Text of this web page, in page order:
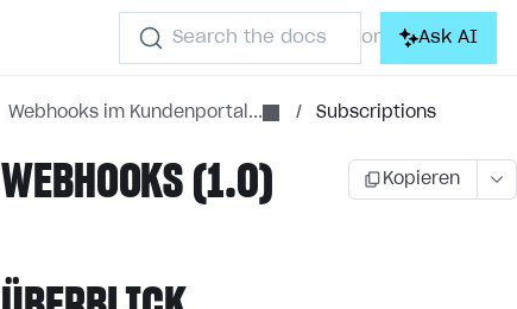
Search the docs or Ask AI
Webhooks im Kundenportal... / Subscriptions
WEBHOOKS (1.0) Kopieren